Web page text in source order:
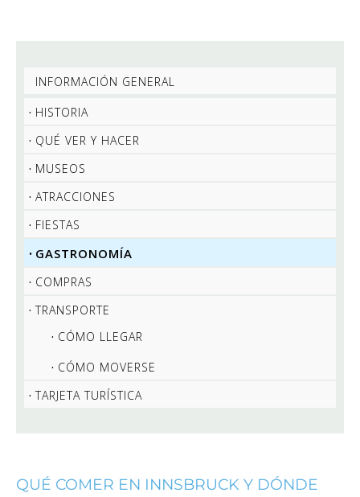
INFORMACIÓN GENERAL
HISTORIA
QUÉ VER Y HACER
MUSEOS
ATRACCIONES
FIESTAS
GASTRONOMÍA
COMPRAS
TRANSPORTE
CÓMO LLEGAR
CÓMO MOVERSE
TARJETA TURÍSTICA
QUÉ COMER EN INNSBRUCK Y DÓNDE